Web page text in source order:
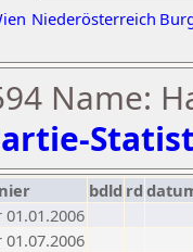
Niederösterreich
Name:
bdld rd